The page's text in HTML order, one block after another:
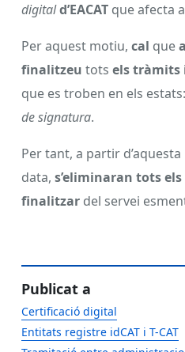
digitald’EACAT que afecta
Per aquest motiu, cal que
finalitzeu tots els tràmits
que es troben en els estats:
de signatura.
Per tant, a partir d’aquesta
data, s’eliminaran tots
finalitzar del servei
Publicat a
Certificació digital
Entitats registre idCAT i T-CAT